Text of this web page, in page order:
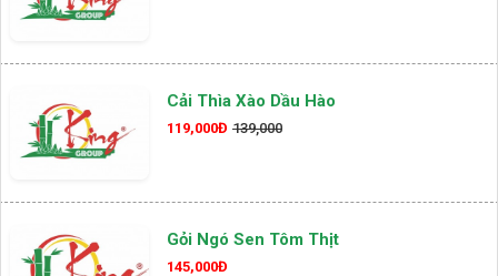
Cải Thìa Xào Dầu Hào
119,000Đ 139,000
Gỏi Ngó Sen Tôm Thịt
145,000Đ